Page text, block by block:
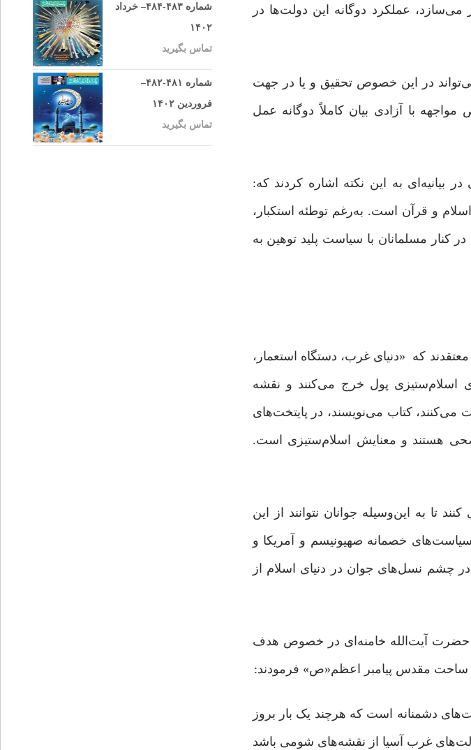
عملکرد دوگانه‌ این دولت‌ها در
در این خصوص تحقیق و یا در جهت
با آزادی بیان کاملاً دوگانه عمل
بیانیه‌ای به این نکته اشاره کردند که:
و قرآن است. به‌رغم توطئه استکبار،
کنار مسلمانان با سیاست پلید توهین به
که «دنیای غرب، دستگاه استعمار،
اسلام‌ستیزی پول خرج می‌کنند و نقشه‌
می‌کنند، کتاب می‌نویسند، در پایتخت‌های
هستند و معنایش اسلام‌ستیزی است.
تا به این‌‌وسیله جوانان نتوانند از این
خصمانه‌ صهیونیسم و آمریکا و
چشم نسل‌های جوان در دنیای اسلام از
حضرت آیت‌الله خامنه‌ای در خصوص هدف
به ساحت مقدس پیامبر اعظم«ص» فرمودند:
دشمنانه است که هرچند یک بار بروز
غرب آسیا از نقشه‌های شومی باشد
شماره ۴۸۳-۴۸۴– خرداد
۱۴۰۲
تماس بگیرید
شماره ۴۸۱-۴۸۲–
فروردین ۱۴۰۲
تماس بگیرید